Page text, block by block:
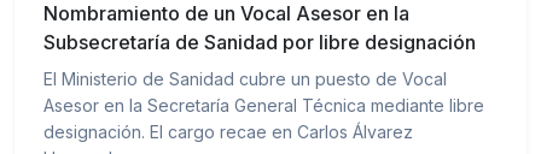
Nombramiento de un Vocal Asesor en la
Subsecretaría de Sanidad por libre designación
El Ministerio de Sanidad cubre un puesto de Vocal
Asesor en la Secretaría General Técnica mediante libre
designación. El cargo recae en Carlos Álvarez